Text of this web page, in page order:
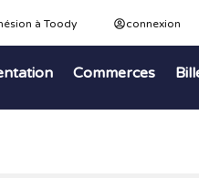
à Toody connexion
Commerces